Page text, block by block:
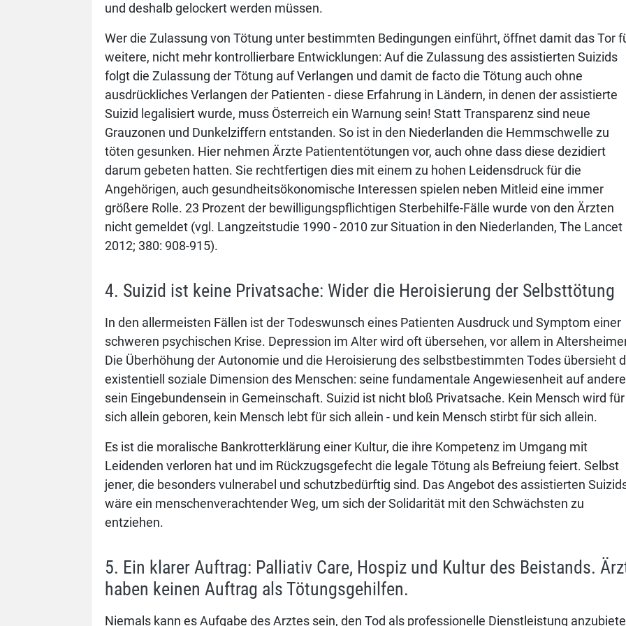
und deshalb gelockert werden müssen.
Wer die Zulassung von Tötung unter bestimmten Bedingungen einführt, öffnet damit das Tor
weitere, nicht mehr kontrollierbare Entwicklungen: Auf die Zulassung des assistierten Suizids
folgt die Zulassung der Tötung auf Verlangen und damit de facto die Tötung auch ohne
ausdrückliches Verlangen der Patienten - diese Erfahrung in Ländern, in denen der assistierte
Suizid legalisiert wurde, muss Österreich ein Warnung sein! Statt Transparenz sind neue
Grauzonen und Dunkelziffern entstanden. So ist in den Niederlanden die Hemmschwelle zu
töten gesunken. Hier nehmen Ärzte Patiententötungen vor, auch ohne dass diese dezidiert
darum gebeten hatten. Sie rechtfertigen dies mit einem zu hohen Leidensdruck für die
Angehörigen, auch gesundheitsökonomische Interessen spielen neben Mitleid eine immer
größere Rolle. 23 Prozent der bewilligungspflichtigen Sterbehilfe-Fälle wurde von den Ärzten
nicht gemeldet (vgl. Langzeitstudie 1990 - 2010 zur Situation in den Niederlanden, The Lancet
2012; 380: 908-915).
4. Suizid ist keine Privatsache: Wider die Heroisierung der Selbsttötung
In den allermeisten Fällen ist der Todeswunsch eines Patienten Ausdruck und Symptom einer
schweren psychischen Krise. Depression im Alter wird oft übersehen, vor allem in
Die Überhöhung der Autonomie und die Heroisierung des selbstbestimmten Todes übersieht
existentiell soziale Dimension des Menschen: seine fundamentale Angewiesenheit auf
sein Eingebundensein in Gemeinschaft. Suizid ist nicht bloß Privatsache. Kein Mensch wird für
sich allein geboren, kein Mensch lebt für sich allein - und kein Mensch stirbt für sich allein.
Es ist die moralische Bankrotterklärung einer Kultur, die ihre Kompetenz im Umgang mit
Leidenden verloren hat und im Rückzugsgefecht die legale Tötung als Befreiung feiert. Selbst
jener, die besonders vulnerabel und schutzbedürftig sind. Das Angebot des assistierten
wäre ein menschenverachtender Weg, um sich der Solidarität mit den Schwächsten zu
entziehen.
5. Ein klarer Auftrag: Palliativ Care, Hospiz und Kultur des Beistands.
haben keinen Auftrag als Tötungsgehilfen.
Niemals kann es Aufgabe des Arztes sein, den Tod als professionelle Dienstleistung